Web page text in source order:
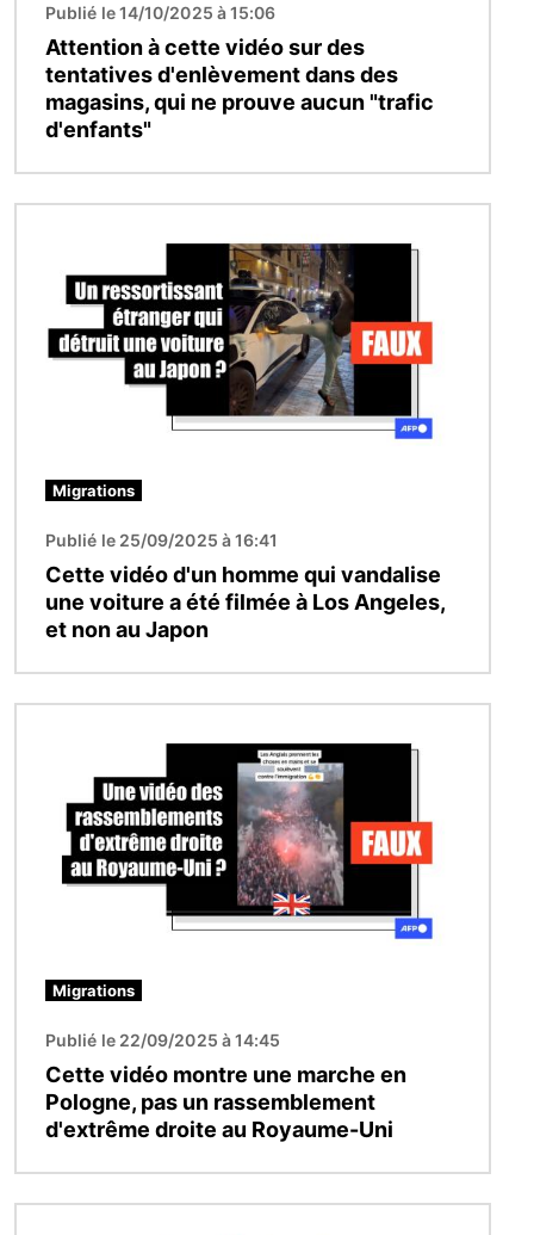
Publié le 14/10/2025 à 15:06
Attention à cette vidéo sur des
tentatives d'enlèvement dans des
magasins, qui ne prouve aucun "trafic
d'enfants"
Migrations
Publié le 25/09/2025 à 16:41
Cette vidéo d'un homme qui vandalise
une voiture a été filmée à Los Angeles,
et non au Japon
Migrations
Publié le 22/09/2025 à 14:45
Cette vidéo montre une marche en
Pologne, pas un rassemblement
d'extrême droite au Royaume-Uni